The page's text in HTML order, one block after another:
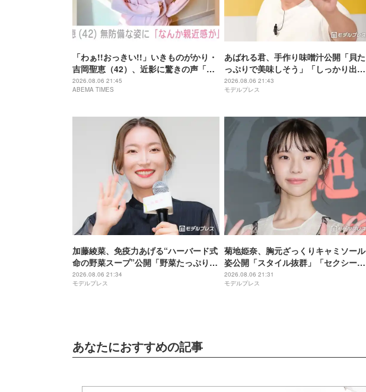
「わぁ!!おっきい!!」いきものがかり・
吉岡聖恵（42）、近影に驚きの声「な
にこれ…大好き」「なんか親近感が」
2026.08.06 21:45
ABEMA TIMES
あばれる君、手作り味噌汁公開「貝た
っぷりで美味しそう」「しっかり出汁
が出てそう」の声
2026.08.06 21:43
モデルプレス
加藤綾菜、免疫力あげる“ハーバード式
命の野菜スープ”公開「野菜たっぷりで
美味しそう」「栄養満点ですね」と反
響
2026.08.06 21:34
モデルプレス
菊地姫奈、胸元ざっくりキャミソール
姿公開「スタイル抜群」「セクシーす
ぎる」と話題
2026.08.06 21:31
モデルプレス
あなたにおすすめの記事